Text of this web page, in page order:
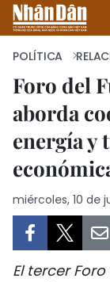
POLÍTICA
Foro del
aborda
energía y
miércoles, 10 de
El tercer